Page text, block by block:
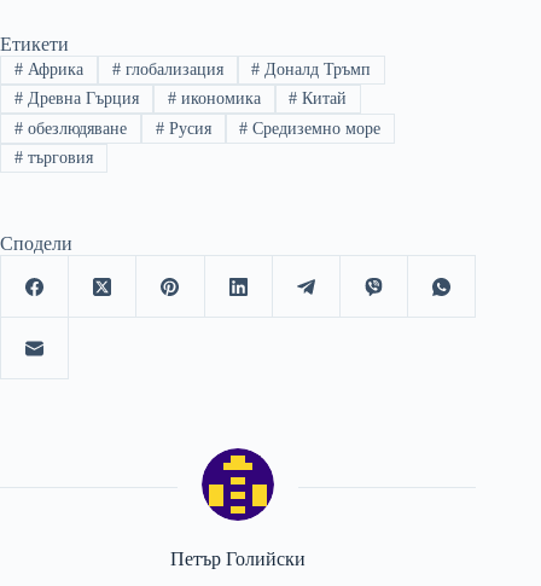
Етикети
#Африка #глобализация # Доналд Тръмп
#Древна Гърция #икономика # Китай
#обезлюдяване #Русия # Средиземно море
#търговия
Сподели
Петър Голийски